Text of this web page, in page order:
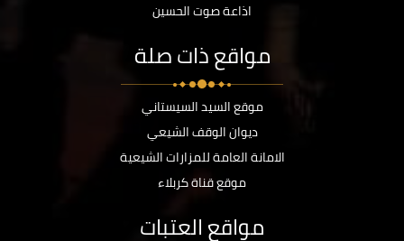
اذاعة صوت الحسين
مواقع ذات صلة
موقع السيد السيستاني
ديوان الوقف الشيعي
الامانة العامة للمزارات الشيعية
موقع قناة كربلاء
مواقع العتبات